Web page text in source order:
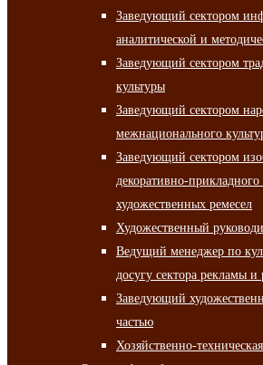
Заведующий сектором
аналитической и
Заведующий сектором
культуры
Заведующий сектором
межнационального
Заведующий сектором
декоративно-
художественных ремесел
Художественный
Ведущий менеджер по
досугу сектора рекламы и
Заведующий
частью
Хозяйственно-